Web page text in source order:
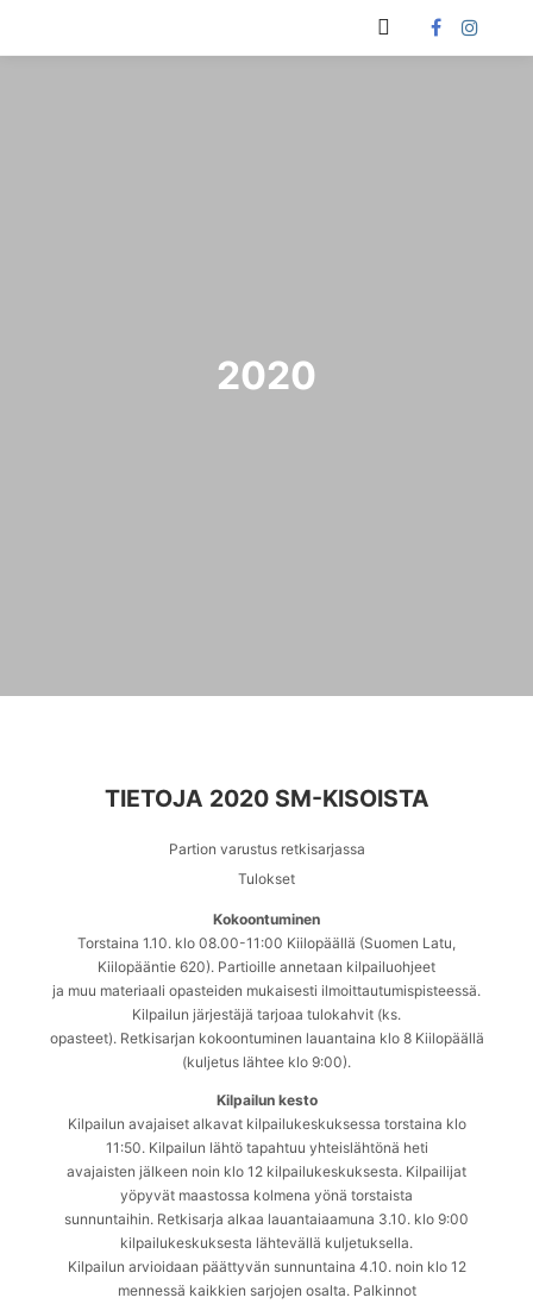
Päävalikko
2020
TIETOJA 2020 SM-KISOISTA
Partion varustus retkisarjassa
Tulokset
Kokoontuminen
Torstaina 1.10. klo 08.00-11:00 Kiilopäällä (Suomen Latu,
Kiilopääntie 620). Partioille annetaan kilpailuohjeet
ja muu materiaali opasteiden mukaisesti ilmoittautumispisteessä.
Kilpailun järjestäjä tarjoaa tulokahvit (ks.
opasteet). Retkisarjan kokoontuminen lauantaina klo 8 Kiilopäällä
(kuljetus lähtee klo 9:00).
Kilpailun kesto
Kilpailun avajaiset alkavat kilpailukeskuksessa torstaina klo
11:50. Kilpailun lähtö tapahtuu yhteislähtönä heti
avajaisten jälkeen noin klo 12 kilpailukeskuksesta. Kilpailijat
yöpyvät maastossa kolmena yönä torstaista
sunnuntaihin. Retkisarja alkaa lauantaiaamuna 3.10. klo 9:00
kilpailukeskuksesta lähtevällä kuljetuksella.
Kilpailun arvioidaan päättyvän sunnuntaina 4.10. noin klo 12
mennessä kaikkien sarjojen osalta. Palkinnot